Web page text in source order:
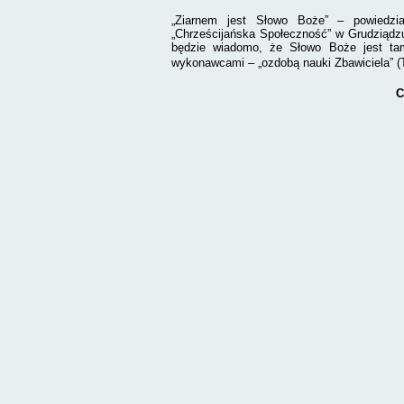
„Ziarnem jest Słowo Boże” –
„Chrześcijańska Społeczność” w
będzie wiadomo, że Słowo Boże jest
wykonawcami – „ozdobą nauki Zbawiciela”